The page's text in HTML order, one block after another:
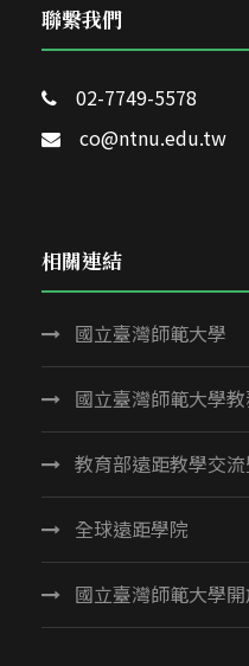
聯繫我們
02-7749-5578
co@ntnu.edu.tw
相關連結
國立臺灣師範大學
國立臺灣師範大學
教育部遠距教學交
全球遠距學院
國立臺灣師範大學